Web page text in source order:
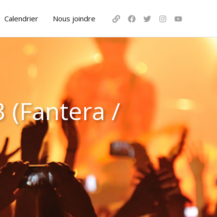
Calendrier Nous joindre
(Fantera /